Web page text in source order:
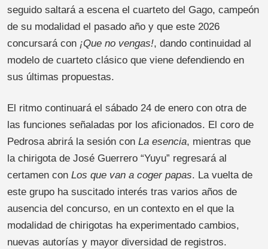
seguido saltará a escena el cuarteto del Gago, campeón
de su modalidad el pasado año y que este 2026
concursará con ¡Que no vengas!, dando continuidad al
modelo de cuarteto clásico que viene defendiendo en
sus últimas propuestas.
El ritmo continuará el sábado 24 de enero con otra de
las funciones señaladas por los aficionados. El coro de
Pedrosa abrirá la sesión con La esencia, mientras que
la chirigota de José Guerrero “Yuyu” regresará al
certamen con Los que van a coger papas. La vuelta de
este grupo ha suscitado interés tras varios años de
ausencia del concurso, en un contexto en el que la
modalidad de chirigotas ha experimentado cambios,
nuevas autorías y mayor diversidad de registros.